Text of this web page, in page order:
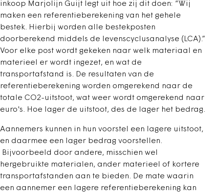
inkoop Marjolijn Guijt legt uit hoe zij dit doen: “Wij
maken een referentieberekening van het gehele
bestek. Hierbij worden alle bestekposten
doorberekend middels de levenscyclusanalyse (LCA).”
Voor elke post wordt gekeken naar welk materiaal en
materieel er wordt ingezet, en wat de
transportafstand is. De resultaten van de
referentieberekening worden omgerekend naar de
totale CO2-uitstoot, wat weer wordt omgerekend naar
euro's. Hoe lager de uitstoot, des de lager het bedrag.
Aannemers kunnen in hun voorstel een lagere uitstoot,
en daarmee een lager bedrag voorstellen.
Bijvoorbeeld door andere, misschien wel
hergebruikte materialen, ander materieel of kortere
transportafstanden aan te bieden. De mate waarin
een aannemer een lagere referentieberekening kan